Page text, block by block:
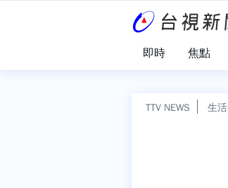
即時 焦點
TTV NEWS 生活